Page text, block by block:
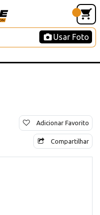
Usar Foto
Adicionar Favorito
Compartilhar